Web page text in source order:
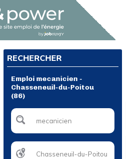
RECHERCHER
Emploi mecanicien -
Chasseneuil-du-Poitou
(86)